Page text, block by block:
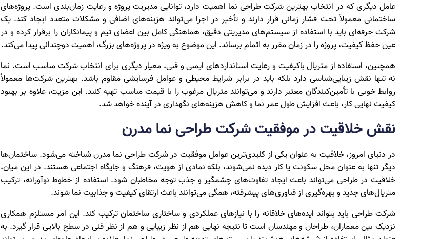
عامل دیگری که در انتخاب بهترین شرکت طراحی نما اهمیت دارد، توانایی مدیریت پروژه و رعایت زمان‌بندی است. پروژه‌های
ساختمانی معمولاً تحت فشار زمانی قرار دارند و تأخیر در اجرا می‌تواند هزینه‌های اضافی و مشکلات متعدد ایجاد کند. یک
شرکت حرفه‌ای باید با استفاده از سیستم‌های مدیریتی دقیق، هماهنگی کامل بین اعضای تیم و پیمانکاران را برقرار کرده و در
عین حفظ کیفیت، پروژه را در زمان مقرر به اتمام برساند. این موضوع به ویژه در پروژه‌های بزرگ، اهمیت دوچندانی پیدا می‌کند.
همچنین، استفاده از متریال باکیفیت و رعایت استانداردهای ایمنی و فنی، معیار دیگری برای انتخاب شرکت مناسب است. نما
نه تنها نقش زیبایی‌شناسی دارد بلکه باید در برابر شرایط محیطی و عوامل فرسایشی مقاوم باشد. بهترین شرکت‌ها معمولاً
روابط خوبی با تأمین‌کنندگان معتبر دارند و می‌توانند متریال مرغوب را با قیمت مناسب تهیه کنند. این مزیت، علاوه بر بهبود
کیفیت نهایی کار، باعث افزایش طول عمر نما و کاهش هزینه‌های نگهداری در آینده خواهد شد.
نقش خلاقیت در موفقیت شرکت طراحی نما مدرن
در دنیای امروز، خلاقیت به عنوان یکی از کلیدی‌ترین عوامل موفقیت در شرکت طراحی نما مدرن شناخته می‌شود. ساختمان‌ها
دیگر تنها به عنوان محل سکونت یا کار دیده نمی‌شوند، بلکه نمادی از هویت، فرهنگ و جایگاه اجتماعی هستند. در این میان،
خلاقیت در طراحی می‌تواند باعث ایجاد تفاوت‌های چشمگیر و جذب توجه مخاطبان شود. استفاده از خطوط نوآورانه، ترکیب
متریال‌های جدید و بهره‌گیری از فناوری‌های پیشرفته، همگی می‌توانند باعث ارتقای کیفیت و جذابیت نما شوند.
شرکت طراحی باید بتواند ایده‌های خلاقانه را با نیازهای عملکردی و ساختاری ساختمان ترکیب کند. این امر مستلزم همکاری
نزدیک بین معماران، طراحان و مهندسان است تا نتیجه نهایی هم از نظر زیبایی و هم از نظر فنی در سطح بالایی قرار گیرد. به